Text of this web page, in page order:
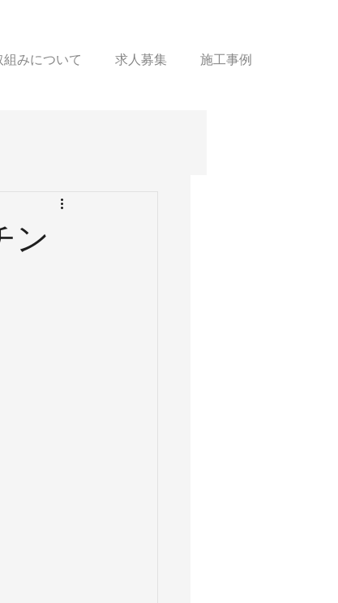
みについて 求人募集 施工事例
ン